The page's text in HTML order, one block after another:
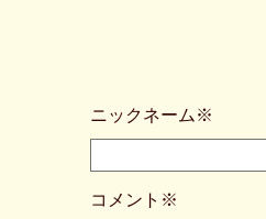
ニックネーム※
コメント※